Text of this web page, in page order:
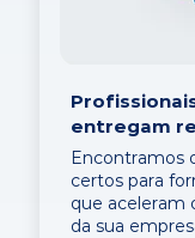
entregam
Encontramos
certos para
que aceleram
da sua